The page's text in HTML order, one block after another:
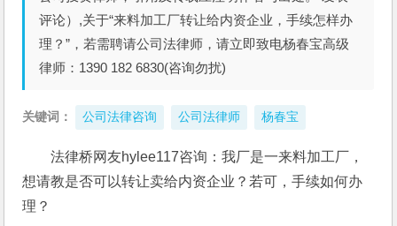
评论）,关于“来料加工厂转让给内资企业，手续怎样办
理？”，若需聘请公司法律师，请立即致电杨春宝高级
律师：1390 182 6830(咨询勿扰)
关键词： 公司法律咨询 公司法律师 杨春宝
法律桥网友hylee117咨询：我厂是一来料加工厂，
想请教是否可以转让卖给内资企业？若可，手续如何办
理？